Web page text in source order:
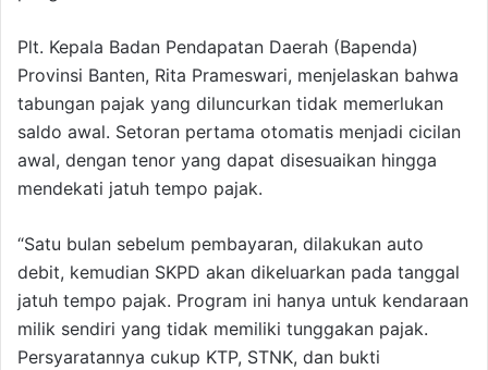
Plt. Kepala Badan Pendapatan Daerah (Bapenda)
Provinsi Banten, Rita Prameswari, menjelaskan bahwa
tabungan pajak yang diluncurkan tidak memerlukan
saldo awal. Setoran pertama otomatis menjadi cicilan
awal, dengan tenor yang dapat disesuaikan hingga
mendekati jatuh tempo pajak.
“Satu bulan sebelum pembayaran, dilakukan auto
debit, kemudian SKPD akan dikeluarkan pada tanggal
jatuh tempo pajak. Program ini hanya untuk kendaraan
milik sendiri yang tidak memiliki tunggakan pajak.
Persyaratannya cukup KTP, STNK, dan bukti